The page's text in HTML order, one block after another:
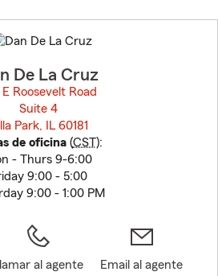
to
before
De La Cruz
E Roosevelt Road
Suite 4
Park, IL 60181
de oficina(CST):
- Thurs 9-6:00
9:00 - 5:00
9:00 - 1:00 PM
al agente Email al agente